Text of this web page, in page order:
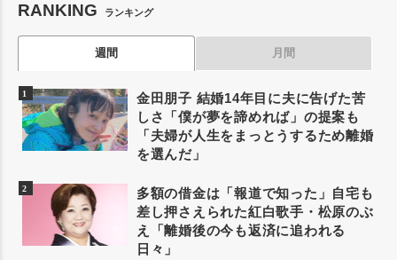
RANKING ランキング
週間 月間
金田朋子 結婚14年目に夫に告げた苦
しさ「僕が夢を諦めれば」の提案も
「夫婦が人生をまっとうするため離婚
を選んだ」
多額の借金は「報道で知った」自宅も
差し押さえられた紅白歌手・松原のぶ
え「離婚後の今も返済に追われる
日々」